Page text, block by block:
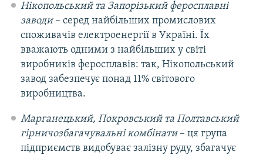
Нікопольський та Запорізький феросплавні
заводи– серед найбільших промислових
споживачів електроенергії в Україні. Їх
вважають одними з найбільших у світі
виробників феросплавів: так, Нікопольський
завод забезпечує понад 11% світового
виробництва.
Марганецький, Покровський та Полтавський
гірничозбагачувальні комбінати– ця група
підприємств видобуває залізну руду, збагачує